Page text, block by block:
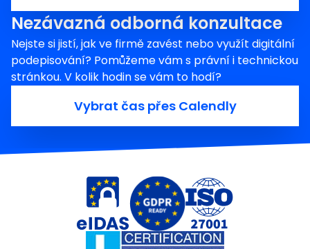
Nezávazná odborná konzultace
Nejste si jistí, jak ve firmě zavést nebo využít digitální
podepisování? Pomůžeme vám s právní i technickou
stránkou. V kolik hodin se vám to hodí?
Vybrat čas přes Calendly